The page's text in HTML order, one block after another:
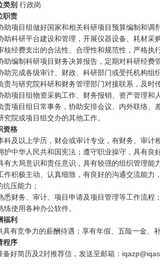
类别 行政岗
职责
助项目组做好国家和相关科研项目预算编制和调
助科研平台建设和管理，开展仪器设备、耗材采
核经费支出的合法性、合理性和规范性，严格执
助编制科研项目财务决算报告，定期对科研经费
助完成各级审计、财政、科研部门或受托机构组
责与研究院科研和财务管理部门对接联系，及时
助项目组物资采购工作、财务报销、资产管理和
责项目组日常事务，协助安排会议、内外联络、
究院或项目组交办的其他工作。
资格
科及以上学历，财会或审计专业，有财务、审计
护中华人民共和国宪法；遵守职业操守，具有良
有大局意识和责任意识，具有较强的组织管理能
作积极主动、认真细致，有良好的沟通交流能
抗压能力；
悉财务、审计、项目申请及项目管理等工作流程；
练使用各种办公软件。
福利
具有竞争力的薪酬待遇；享有年假、五险一金、
程序
备好简历及2封推荐信，发送至邮箱：